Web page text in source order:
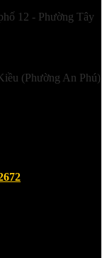
12 - Phường Tây
(Phường An Phú)